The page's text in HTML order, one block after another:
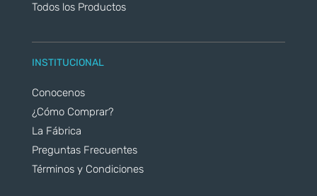
Todos los Productos
INSTITUCIONAL
Conocenos
¿Cómo Comprar?
La Fábrica
Preguntas Frecuentes
Términos y Condiciones